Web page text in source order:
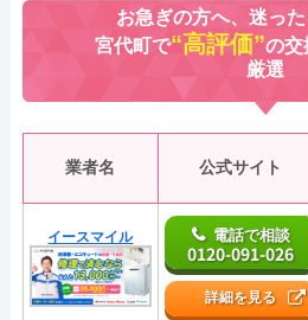
お急ぎの方へ、迷っ
宮代町で“高評価”の交
厳選
業者名 公式サイト
イースマイル 電話で相談
0120-091-026
詳細を見る